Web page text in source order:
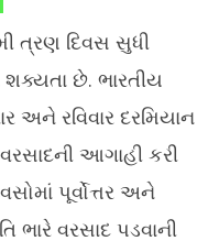
ત્રણ દિવસ સુધી
શક્યતા છે. ભારતીય
અને રવિવાર દરમિયાન
આગાહી કરી
પૂર્વોત્તર અને
ભારે વરસાદ પડવાની